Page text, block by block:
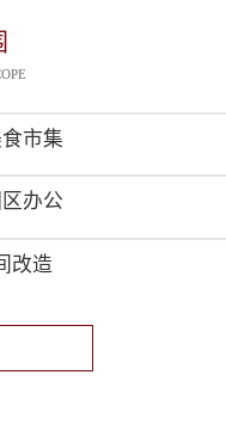
市集
办公
改造